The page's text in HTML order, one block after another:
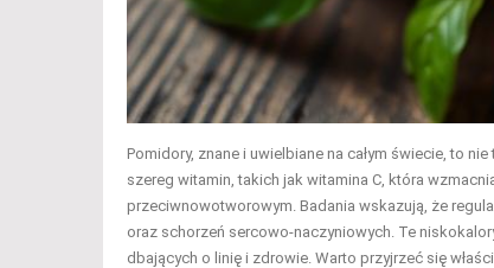
Pomidory, znane i uwielbiane na całym świecie, to
szereg witamin, takich jak witamina C, która
przeciwnowotworowym. Badania wskazują, że
oraz schorzeń sercowo-naczyniowych. Te
dbających o linię i zdrowie. Warto przyjrzeć się